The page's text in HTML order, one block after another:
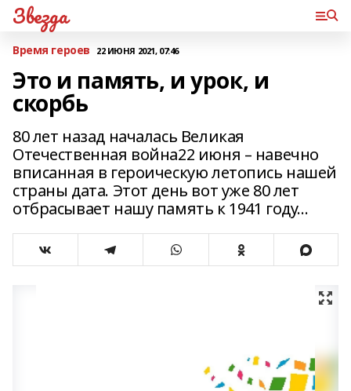
Звезда
Время героев 22 ИЮНЯ 2021, 07:46
Это и память, и урок, и
скорбь
80 лет назад началась Великая
Отечественная война22 июня – навечно
вписанная в героическую летопись нашей
страны дата. Этот день вот уже 80 лет
отбрасывает нашу память к 1941 году…